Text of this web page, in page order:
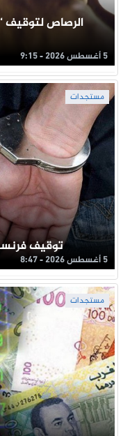
الرصاص
5 أغسطس 2026 - 9:15
مستجدات
توقيف
5 أغسطس 2026 - 8:47
مستجدات